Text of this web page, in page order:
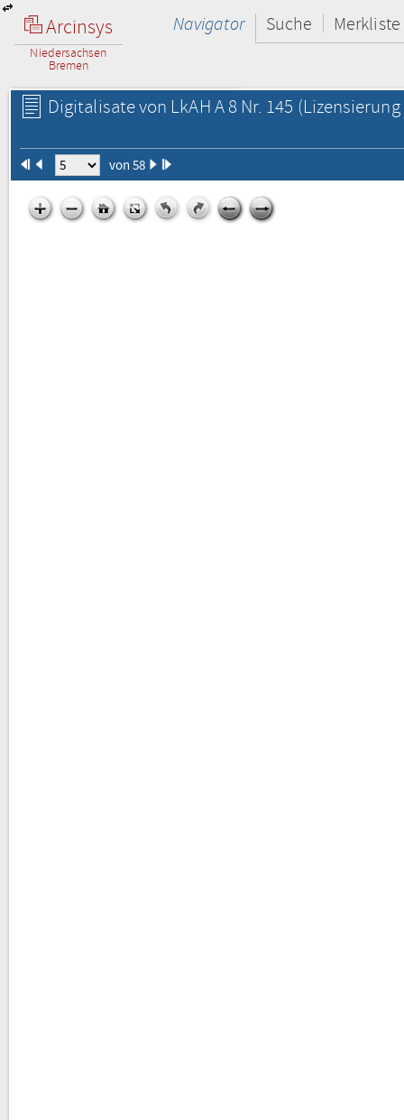
Arcinsys
Niedersachsen
Bremen
Navigator Suche Merkliste
Digitalisate von LkAH A 8 Nr. 145
von 58